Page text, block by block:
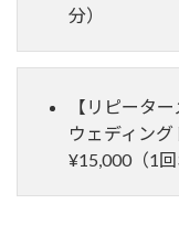
分）
【リピーター
ウェディン
¥15,000（1回